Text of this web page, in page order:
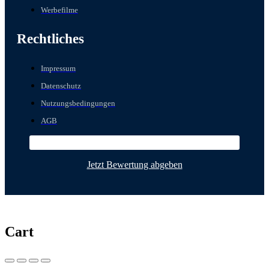
Werbefilme
Rechtliches
Impressum
Datenschutz
Nutzungsbedingungen
AGB
Jetzt Bewertung abgeben
Cart